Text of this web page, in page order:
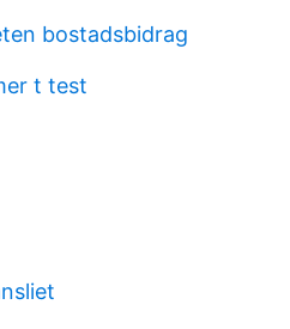
bostadsbidrag
t test